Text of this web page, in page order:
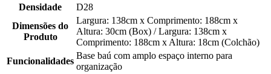
Densidade
D28
Dimensões do
Produto
Largura: 138cm x Comprimento: 188cm x
Altura: 30cm (Box) / Largura: 138cm x
Comprimento: 188cm x Altura: 18cm (Colchão)
Funcionalidades
Base baú com amplo espaço interno para
organização